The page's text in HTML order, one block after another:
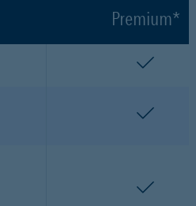
Premium*